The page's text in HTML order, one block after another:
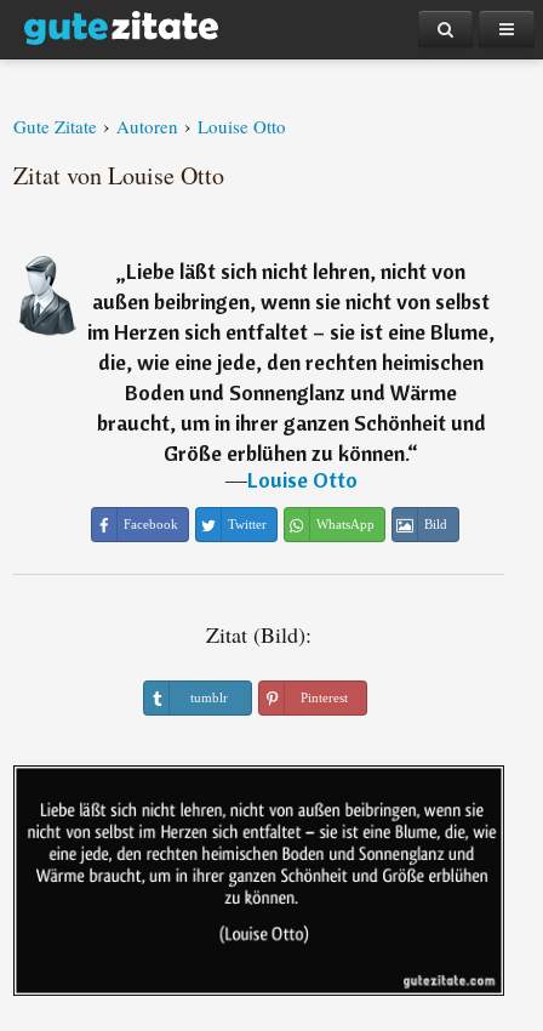
Gute Zitate › Autoren › Louise Otto
Zitat von Louise Otto
„Liebe läßt sich nicht lehren, nicht von
außen beibringen, wenn sie nicht von selbst
im Herzen sich entfaltet – sie ist eine Blume,
die, wie eine jede, den rechten heimischen
Boden und Sonnenglanz und Wärme
braucht, um in ihrer ganzen Schönheit und
Größe erblühen zu können.“
―Louise Otto
Facebook Twitter WhatsApp Bild
Zitat (Bild):
tumblr Pinterest